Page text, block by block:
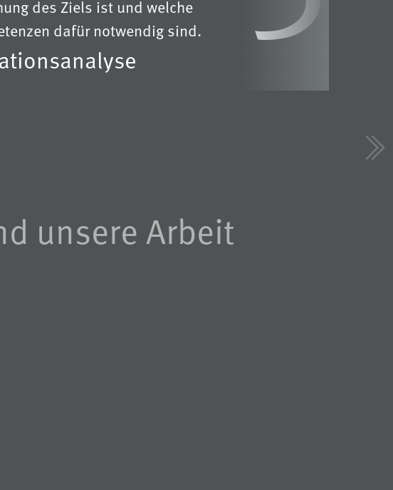
des Ziels ist und welche
dafür notwendig sind.
unsere Arbeit